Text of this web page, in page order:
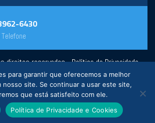
6430
direitos reservados -Política de Privacidade-
Powered by:General Design
para garantir que oferecemos a melhor
nosso site. Se continuar a usar este site,
que está satisfeito com ele.
Política de Privacidade e Cookies